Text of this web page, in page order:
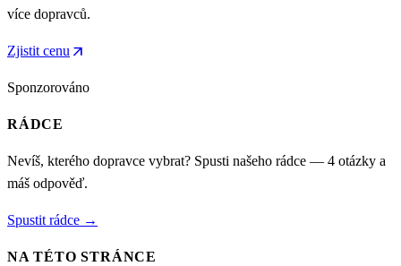
více dopravců.
Zjistit cenu arrow_outward
Sponzorováno
RÁDCE
Nevíš, kterého dopravce vybrat? Spusti našeho rádce — 4 otázky a
máš odpověď.
Spustit rádce →
NA TÉTO STRÁNCE